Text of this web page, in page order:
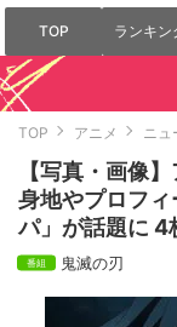
TOP ランキン
TOP アニメ ニュ
【写真・画像
身地やプロフ
パ」が話題に 4
鬼滅の刃